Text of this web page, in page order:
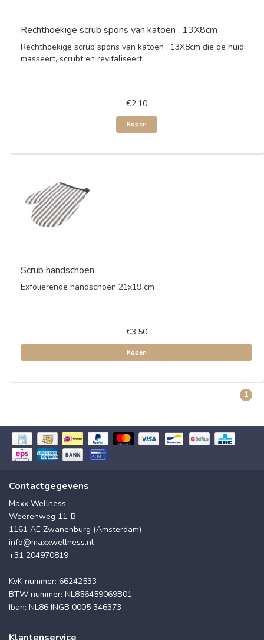
Rechthoekige scrub spons van katoen , 13X8cm
Rechthoekige scrub spons van katoen , 13X8cm die de huid
masseert, scrubt en revitaliseert.
€2,10
Kopen
Scrub handschoen
Exfoliërende handschoen 21x19 cm
€3,50
Kopen
1
Contactgegevens
Maxx Wellness
Weerenweg 11-B
1161 AE Zwanenburg (Amsterdam)
info@maxxwellness.nl
+31 204970819
KvK nummer: 66242533
BTW nummer: NL856459069B01
Iban: NL86 INGB 0005 346373